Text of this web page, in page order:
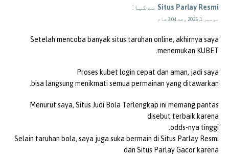
Situs Parlay Resmi نے کہا:
نومبر 1, 2025 وقت 3:04 شام
Setelah mencoba banyak situs taruhan online, akhirnya saya
menemukan KUBET.
Proses kubet login cepat dan aman, jadi saya
bisa langsung menikmati semua permainan yang ditawarkan.
Menurut saya, Situs Judi Bola Terlengkap ini memang pantas
disebut terbaik karena
odds-nya tinggi.
Selain taruhan bola, saya juga suka bermain di Situs Parlay Resmi
dan Situs Parlay Gacor karena